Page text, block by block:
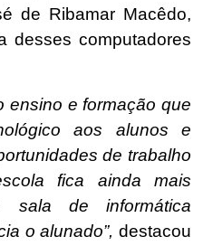
de Ribamar Macêdo,
desses computadores
ensino e formação que
aos alunos e
de trabalho
fica ainda mais
sala de informática
o alunado”, destacou